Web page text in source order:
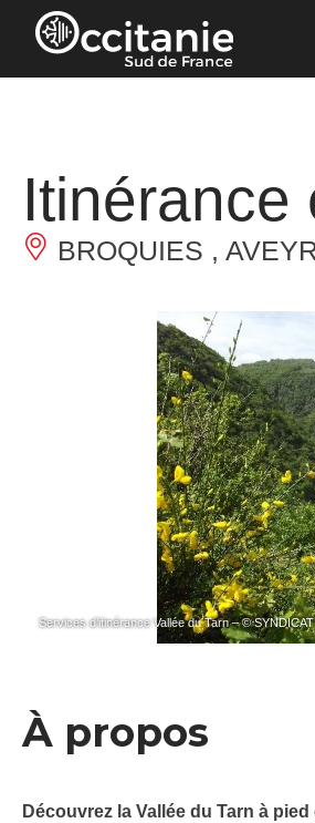
Panneau de gestion des cookies
Itinérance
BROQUIES ,
Services d’itinérance Vallée du Tarn – ©
À propos
Découvrez la Vallée du Tarn à